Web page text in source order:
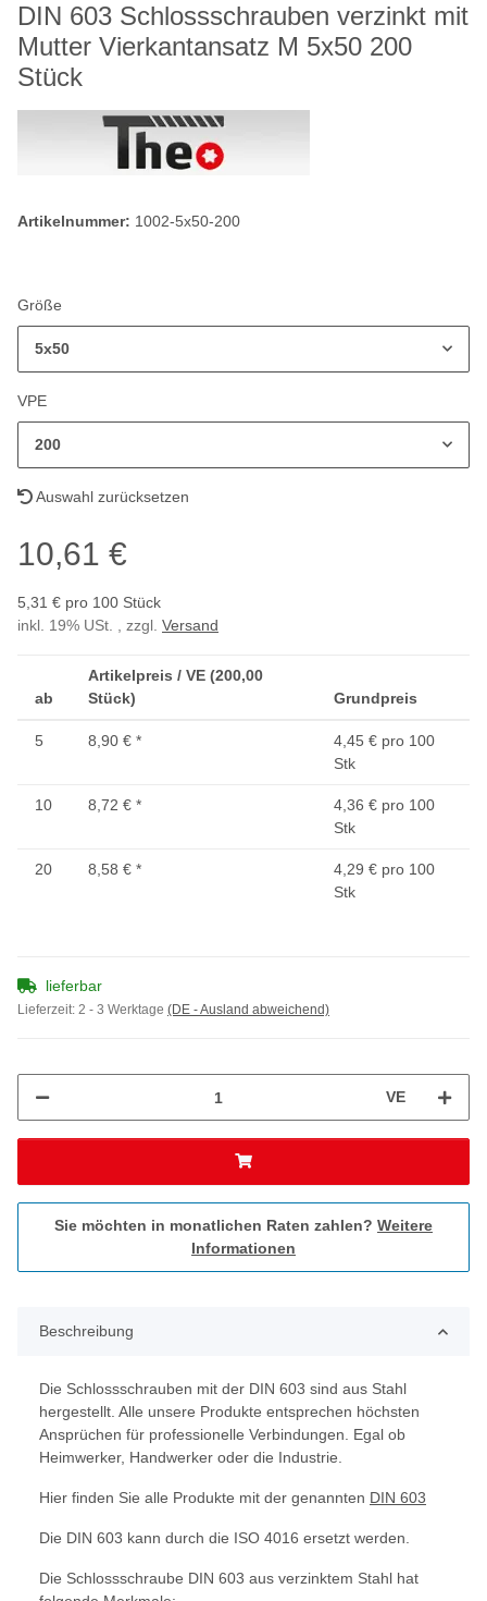
DIN 603 Schlossschrauben verzinkt mit
Mutter Vierkantansatz M 5x50 200
Stück
Artikelnummer: 1002-5x50-200
Größe
5x50
VPE
200
Auswahl zurücksetzen
10,61 €
5,31 € pro 100 Stück
inkl. 19% USt. , zzgl. Versand
ab
Artikelpreis / VE (200,00
Stück)
Grundpreis
5 8,90 € *
4,45 € pro 100
Stk
10 8,72 € *
4,36 € pro 100
Stk
20 8,58 € *
4,29 € pro 100
Stk
lieferbar
Lieferzeit: 2 - 3 Werktage (DE - Ausland abweichend)
VE
Sie möchten in monatlichen Raten zahlen? Weitere
Informationen
Beschreibung
Die Schlossschrauben mit der DIN 603 sind aus Stahl
hergestellt. Alle unsere Produkte entsprechen höchsten
Ansprüchen für professionelle Verbindungen. Egal ob
Heimwerker, Handwerker oder die Industrie.
Hier finden Sie alle Produkte mit der genannten DIN 603
Die DIN 603 kann durch die ISO 4016 ersetzt werden.
Die Schlossschraube DIN 603 aus verzinktem Stahl hat